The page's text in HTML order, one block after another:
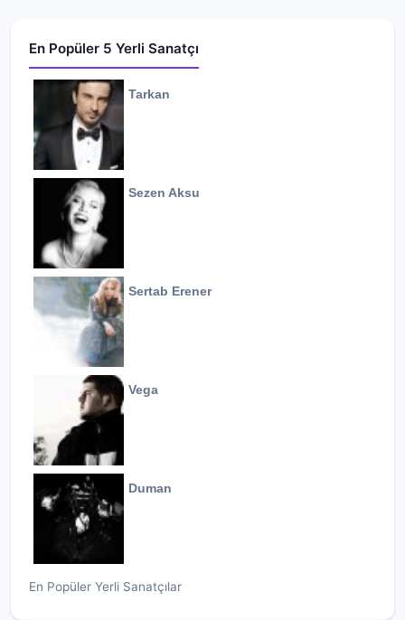
En Popüler 5 Yerli Sanatçı
Tarkan
Sezen Aksu
Sertab Erener
Vega
Duman
En Popüler Yerli Sanatçılar